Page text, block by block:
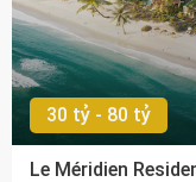
30 tỷ - 80 tỷ
Le Méridien